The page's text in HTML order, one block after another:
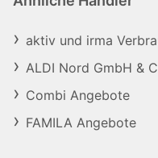
aktiv und irma
ALDI Nord GmbH &
Combi Angebote
FAMILA Angebote